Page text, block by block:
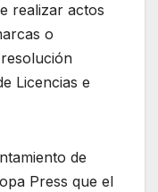
realizar actos
o
Licencias e
de
Press que el